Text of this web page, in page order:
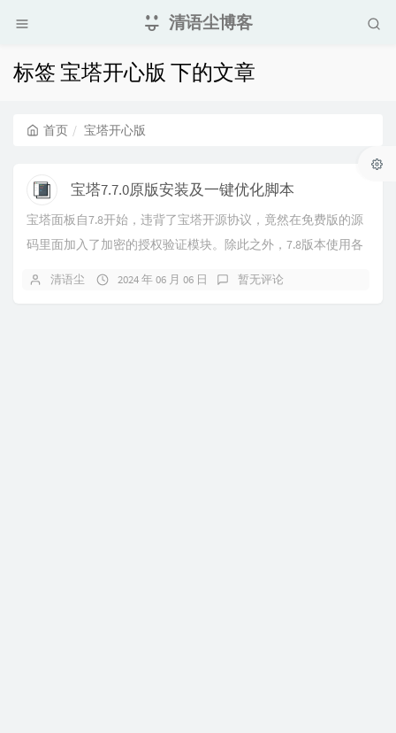
清语尘博客
标签 宝塔开心版 下的文章
首页 宝塔开心版
宝塔7.7.0原版安装及一键优化脚本
宝塔面板自7.8开始，违背了宝塔开源协议，竟然在免费版的源
码里面加入了加密的授权验证模块。除此之外，7.8版本使用各
清语尘 2024 年 06 月 06 日 暂无评论